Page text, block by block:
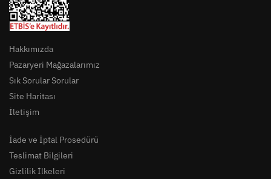
Hakkımızda
Pazaryeri Mağazalarımız
Sık Sorular Sorular
Site Haritası
İletişim
İade ve İptal Prosedürü
Teslimat Bilgileri
Gizlilik İlkeleri